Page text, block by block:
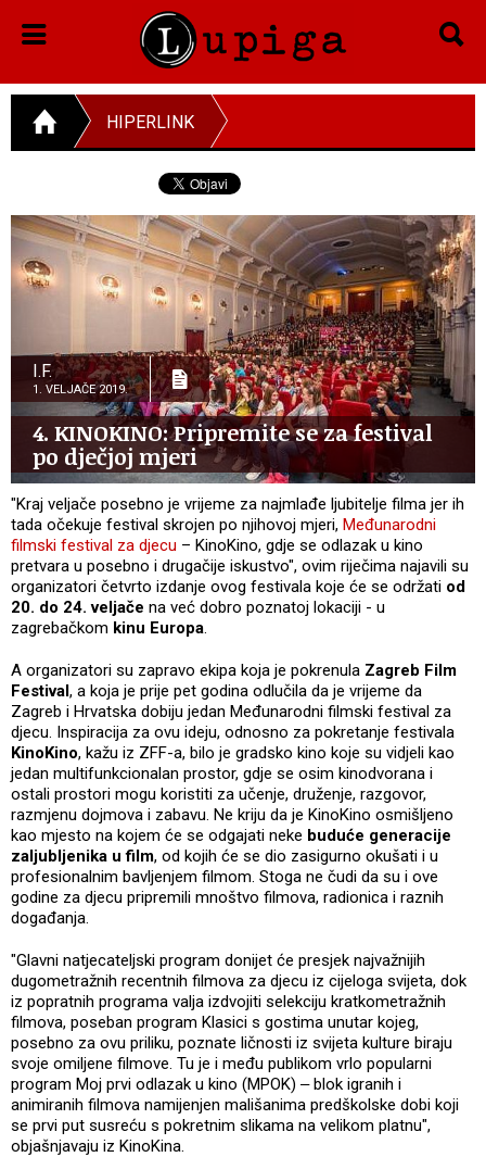
HIPERLINK
I.F.
1. VELJAČE 2019.
4. KINOKINO: Pripremite se za festival
po dječjoj mjeri
"Kraj veljače posebno je vrijeme za najmlađe ljubitelje filma jer ih
tada očekuje festival skrojen po njihovoj mjeri, Međunarodni
filmski festival za djecu – KinoKino, gdje se odlazak u kino
pretvara u posebno i drugačije iskustvo", ovim riječima najavili su
organizatori četvrto izdanje ovog festivala koje će se održati od
20. do 24. veljače na već dobro poznatoj lokaciji - u
zagrebačkom kinu Europa.
A organizatori su zapravo ekipa koja je pokrenula Zagreb Film
Festival, a koja je prije pet godina odlučila da je vrijeme da
Zagreb i Hrvatska dobiju jedan Međunarodni filmski festival za
djecu. Inspiracija za ovu ideju, odnosno za pokretanje festivala
KinoKino, kažu iz ZFF-a, bilo je gradsko kino koje su vidjeli kao
jedan multifunkcionalan prostor, gdje se osim kinodvorana i
ostali prostori mogu koristiti za učenje, druženje, razgovor,
razmjenu dojmova i zabavu. Ne kriju da je KinoKino osmišljeno
kao mjesto na kojem će se odgajati neke buduće generacije
zaljubljenika u film, od kojih će se dio zasigurno okušati i u
profesionalnim bavljenjem filmom. Stoga ne čudi da su i ove
godine za djecu pripremili mnoštvo filmova, radionica i raznih
događanja.
"Glavni natjecateljski program donijet će presjek najvažnijih
dugometražnih recentnih filmova za djecu iz cijeloga svijeta, dok
iz popratnih programa valja izdvojiti selekciju kratkometražnih
filmova, poseban program Klasici s gostima unutar kojeg,
posebno za ovu priliku, poznate ličnosti iz svijeta kulture biraju
svoje omiljene filmove. Tu je i među publikom vrlo popularni
program Moj prvi odlazak u kino (MPOK) ‒ blok igranih i
animiranih filmova namijenjen mališanima predškolske dobi koji
se prvi put susreću s pokretnim slikama na velikom platnu",
objašnjavaju iz KinoKina.